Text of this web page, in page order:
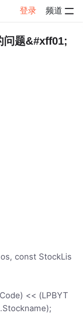
登录 频道
问题&#xff01;
const StockLis
<< (LPBYT